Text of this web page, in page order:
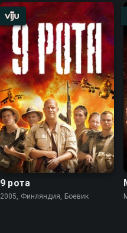
9 рота
2005, Финляндия, Боевик